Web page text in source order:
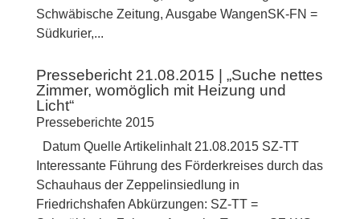
Schwäbische Zeitung, Ausgabe WangenSK-FN =
Südkurier,...
Pressebericht 21.08.2015 | „Suche nettes
Zimmer, womöglich mit Heizung und
Licht“
Presseberichte 2015
Datum Quelle Artikelinhalt 21.08.2015 SZ-TT
Interessante Führung des Förderkreises durch das
Schauhaus der Zeppelinsiedlung in
Friedrichshafen Abkürzungen: SZ-TT =